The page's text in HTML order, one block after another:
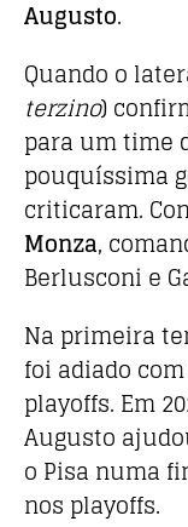
Augusto.
Quando o
terzino)
para um time
pouquíssima
criticaram.
Monza,
Berlusconi e
Na primeira
foi adiado
playoffs. Em
Augusto
o Pisa numa
nos playoffs.